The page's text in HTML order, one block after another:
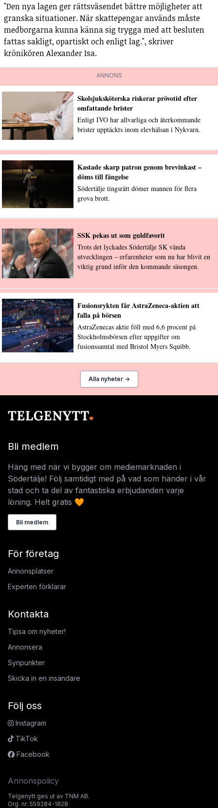
"Den nya lagen ger rättsväsendet bättre möjligheter att
granska situationer. När skattepengar används måste
medborgarna kunna känna sig trygga med att besluten
fattas sakligt, opartiskt och enligt lag.", skriver
krönikören Alexander Isa.
ANNONS
Skolsjuksköterska riskerar prövotid efter
omfattande brister
Enligt IVO har allvarliga och återkommande
brister upptäckts inom elevhälsan i Nykvarn.
Kastade skarp patron genom brevinkast –
döms till fängelse
Södertälje tingsrätt dömer mannen för flera
grova brott.
SSK pekas ut som guldfavorit
Trots det lyckades Södertälje SK vända
utvecklingen – erfarenheter som nu har blivit en
viktig grund inför den kommande säsongen.
Fusionsrykten får AstraZeneca-aktien att
falla på börsen
AstraZenecas aktie föll med 6,6 procent på
Stockholmsbörsen efter uppgifter om
fusionssamtal med Bristol Myers Squibb.
Alla nyheter →
Bli medlem
Häng med när vi bygger om mediemarknaden i
Södertälje! Följ samtidigt med på vad som händer i vår
stad och ta del av fantastiska erbjudanden varje
löning. Helt gratis 🧡
Bli medlem
För företag
Annonsplatser
Experten förklarar
Kontakta
Tipsa om nyheter!
Annonsera
Synpunkter
Skicka in en insändare
Följ oss
Instagram
TikTok
Facebook
Annonspolicy
Telgenytt ges ut av TNM AB.
Org. nr: 559284-1828